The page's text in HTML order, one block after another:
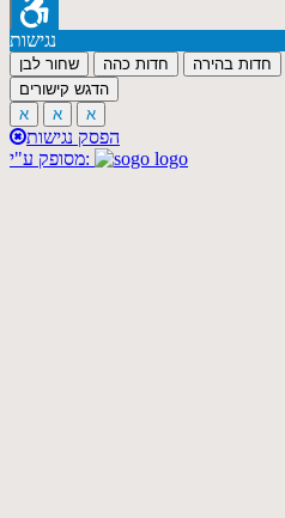
נגישות
שחור לבן חדות כהה חדות בהירה
הדגש קישורים
א
א א
הפסק נגישות
מסופק ע"י: